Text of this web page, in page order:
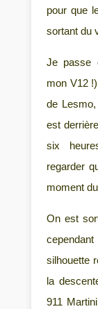
pour que
sortant du
Je passe
mon V12
de
est
six
regarder
moment
On est
silhouette
la
911